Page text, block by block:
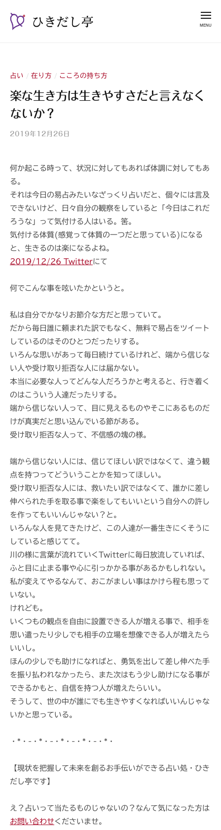
し
亭
い
師
山
紫
メ
ニ
占い / 在り方 / こころの持ち方
楽な生き方は生きやすさだと言えなく
ないか？
2019年12月26日
紫
a
n
s
i
何か起こる時って、状況に対してもあれば体調に対してもあ
る。
それは今日の易占みたいなざっくり占いだと、個々には言及
できないけど、日々自分の観察をしていると「今日はこれだ
ろうな」って気付ける人はいる。筈。
気付ける体質(感覚って体質の一つだと思っている)になる
と、生きるのは楽になるよね。
2019/12/26 Twitterにて
何でこんな事を呟いたかというと。
私は自分でかなりお節介な方だと思っていて。
だから毎日誰に頼まれた訳でもなく、無料で易占をツイート
しているのはそのひとつだったりする。
いろんな思いがあって毎日続けているけれど、端から信じな
い人や受け取り拒否な人には届かない。
本当に必要な人ってどんな人だろうかと考えると、行き着く
のはこういう人達だったりする。
端から信じない人って、目に見えるものやそこにあるものだ
けが真実だと思い込んでいる節がある。
受け取り拒否な人って、不信感の塊の様。
端から信じない人には、信じてほしい訳ではなくて、違う観
点を持つってどういうことかを知ってほしい。
受け取り拒否な人には、救いたい訳ではなくて、誰かに差し
伸べられた手を取る事で楽をしてもいいという自分への許し
を作ってもいいんじゃない？と。
いろんな人を見てきたけど、この人達が一番生きにくそうに
していると感じてて。
川の様に言葉が流れていくTwitterに毎日放流していれば、
ふと目に止まる事や心に引っかかる事があるかもしれない。
私が変えてやるなんて、おこがましい事はかけら程も思って
いない。
けれども。
いくつもの観点を自由に設置できる人が増える事で、相手を
思い遣ったり少しでも相手の立場を想像できる人が増えたら
いいし。
ほんの少しでも助けになればと、勇気を出して差し伸べた手
を振り払われなかったら、また次はもう少し助けになる事が
できるかもと、自信を持つ人が増えたらいい。
そうして、世の中が誰にでも生きやすくなればいいんじゃな
いかと思っている。
・*・-・*・-・*・-・*・-・*・
【現状を把握して未来を創るお手伝いができる占い処・ひき
だし亭です】
え？占いって当たるものじゃないの？なんて気になった方は
お問い合わせくださいませ。
だ
し